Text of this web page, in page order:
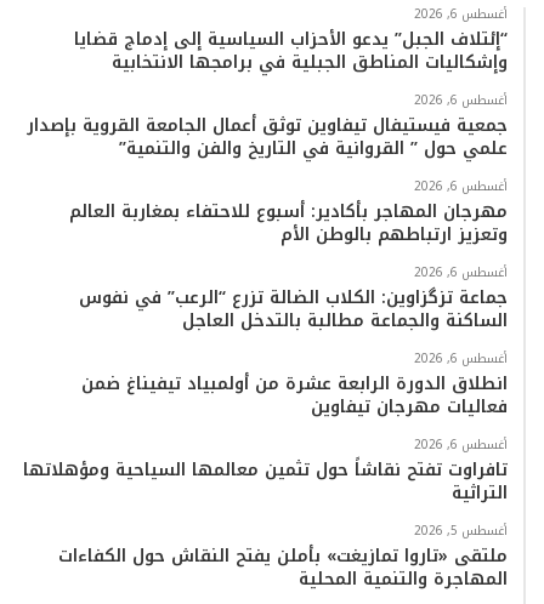
ب
و
ك
ت
ر
ي
و
ب
ق
ر
ا
م
T
o
k
س
ا
ب
أغسطس 6, 2026
“إئتلاف الجبل” يدعو الأحزاب السياسية إلى إدماج قضايا
وإشكاليات المناطق الجبلية في برامجها الانتخابية
أغسطس 6, 2026
جمعية فيستيفال تيفاوين توثق أعمال الجامعة القروية بإصدار
علمي حول ” القروانية في التاريخ والفن والتنمية”
أغسطس 6, 2026
مهرجان المهاجر بأكادير: أسبوع للاحتفاء بمغاربة العالم
وتعزيز ارتباطهم بالوطن الأم
أغسطس 6, 2026
جماعة تزگزاوين: الكلاب الضالة تزرع “الرعب” في نفوس
الساكنة والجماعة مطالبة بالتدخل العاجل
أغسطس 6, 2026
انطلاق الدورة الرابعة عشرة من أولمبياد تيفيناغ ضمن
فعاليات مهرجان تيفاوين
أغسطس 6, 2026
تافراوت تفتح نقاشاً حول تثمين معالمها السياحية ومؤهلاتها
التراثية
أغسطس 5, 2026
ملتقى «تاروا تمازيغت» بأملن يفتح النقاش حول الكفاءات
المهاجرة والتنمية المحلية